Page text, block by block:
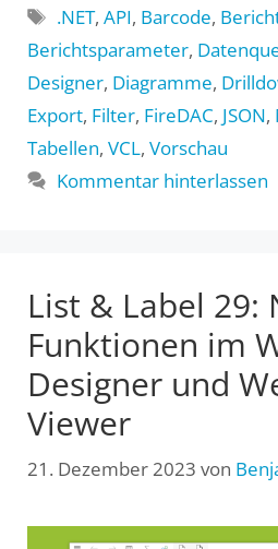
Schlagwörter
.NET,API, Barcode,
Berichtsparameter,
Designer, Diagramme,
Export, Filter, FireDAC, JSON,
Tabellen, VCL, Vorschau
Kommentar hinterlassen
List & Label 29:
Funktionen im
Designer und
Viewer
21. Dezember 2023 von